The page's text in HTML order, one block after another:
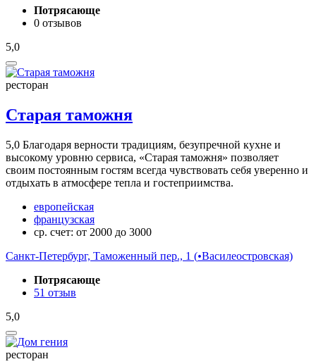
Потрясающе
0 отзывов
5,0
ресторан
Старая таможня
5,0 Благодаря верности традициям, безупречной кухне и
высокому уровню сервиса, «Старая таможня» позволяет
своим постоянным гостям всегда чувствовать себя уверенно и
отдыхать в атмосфере тепла и гостеприимства.
европейская
французская
ср. счет: от 2000 до 3000
Санкт-Петербург, Таможенный пер., 1 (•Василеостровская)
Потрясающе
51 отзыв
5,0
ресторан